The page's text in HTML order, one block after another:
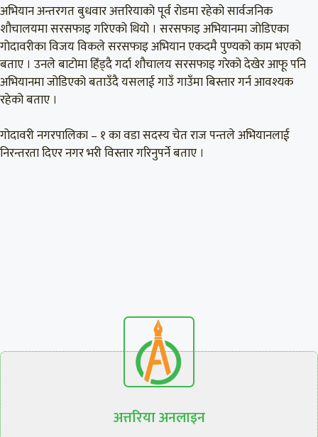
अभियान अन्तरगत बुधवार अत्तरियाको पूर्व रोडमा रहेको सार्वजनिक
शौचालयमा सरसफाइ गरिएको थियो । सरसफाइ अभियानमा जोडिएका
गोदावरीका विजय विकले सरसफाइ अभियान एकदमै पुण्यको काम भएको
बताए । उनले बाटोमा हिँड्दै गर्दा शौचालय सरसफाइ गरेको देखेर आफू पनि
अभियानमा जोडिएको बताउँदै यसलाई गाउँ गाउँमा बिस्तार गर्न आवश्यक
रहेको बताए ।
गोदावरी नगरपालिका – १ का वडा सदस्य चेत राज पन्तले अभियानलाई
निरन्तरता दिएर नगर भरी विस्तार गरिनुपर्ने बताए ।
अत्तरिया अनलाइन